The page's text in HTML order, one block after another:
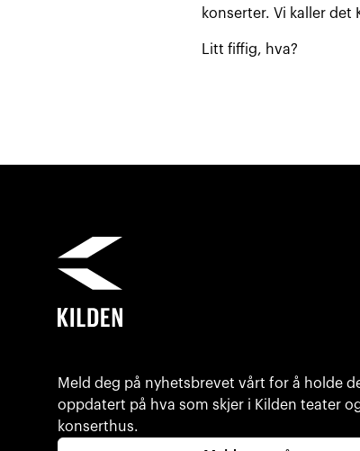
konserter. Vi kaller det
Litt fiffig, hva?
Meld deg på nyhetsbrevet vårt for å holde
oppdatert på hva som skjer i Kilden teater
konserthus.